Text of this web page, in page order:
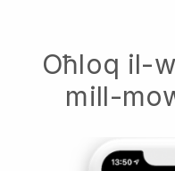
Oħloq il-
mill-